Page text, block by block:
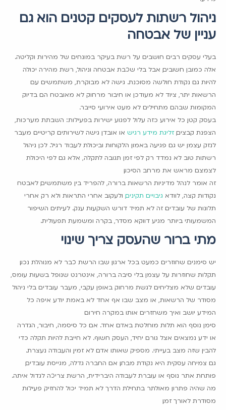
ניהול רשתות לעסקים קטנים הוא גם
עניין של אבטחה
בעלי עסקים רבים חושבים על רשת בעיקר במונחים של מהירות וקליטה.
אלה כמובן חשובים, אבל בלי שכבת אבטחה וניהול, רשת מהירה יכולה
להיות גם נקודת חולשה מסוכנת. גישה לא מבוקרת, משתמשים עם
הרשאות יתר, ציוד לא מעודכן או חיבור מרחוק לא מאובטח הם בדיוק
המקומות שבהם מתחילים לא מעט אירועי סייבר.
בעסק קטן, כל אירוע כזה עלול לפגוע ישירות בפעילות: השבתת מערכות,
הצפנת קבצים,זליגת מידע רגיש או אובדן גישה לשירותים קריטיים. מעבר
לנזק עצמו, יש גם פגיעה באמון הלקוחות וביכולת לעבוד רגיל. לכן ניהול
רשתות טוב לא נמדד רק לפי זמן תגובה לתקלה, אלא גם לפי היכולת
לצמצם מראש את מרחב הסיכון.
זה אומר לנהל מדיניות הרשאות ברורה, להפריד בין משתמשים, לאבטח
נקודות קצה, לוודא גיבויים תקינים, ולעקוב אחרי התראות ולא רק אחרי
תלונות של עובדים. זה לא תמיד דורש השקעות ענק. לעיתים השיפור
המשמעותי ביותר מגיע דווקא מסדר, בקרה ומשמעת תפעולית.
מתי ברור שהעסק צריך שינוי
יש סימנים שחוזרים כמעט בכל ארגון שבו הרשת כבר לא מנוהלת נכון.
תקלות שחוזרות על עצמן בלי סיבה ברורה, אינטרנט שנופל בשעות עומס,
עובדים שלא מצליחים לגשת מרחוק באופן עקבי, מעבר עובדים בלי ניהול
מסודר של הרשאות, או מצב שבו אף אחד לא באמת יודע איפה כל
המידע יושב ואיך משחזרים אותו במקרה חירום.
סימן נוסף הוא תלות מוחלטת באדם אחד. אם כל סיסמה, חיבור, הגדרה
או ידע נמצאים אצל גורם יחיד, העסק חשוף. לא חייבת להיות תקלה כדי
להבין שזה מצב בעייתי. מספיק שאותו אדם לא זמין, והעבודה נעצרת.
גם צמיחה עסקית היא נקודת מבחן. אם החברה גדלה, מגייסת עובדים,
פותחת אתר נוסף או עוברת לעבודה היברידית, הרשת צריכה לגדול איתה.
מה שהיה פתרון מאולתר בתחילת הדרך לא תמיד יכול להחזיק פעילות
מסודרת לאורך זמן.